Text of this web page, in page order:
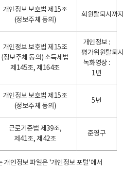
개인정보 보호법 제15조
(정보주체 동의)
회원탈퇴시까
개인정보 보호법 제15조
(정보주체 동의) 소득세법
제145조, 제164조
개인정보 :
평가위원탈퇴
녹화영상 :
1년
개인정보 보호법 제15조
(정보주체 동의)
5년
근로기준법 제39조,
제41조, 제42조
준영구
개인정보 파일은 '개인정보 포털'에서